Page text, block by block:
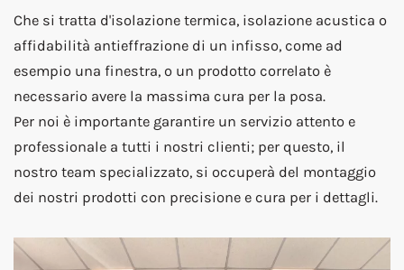
Che si tratta d'isolazione termica, isolazione acustica o
affidabilità antieffrazione di un infisso, come ad
esempio una finestra, o un prodotto correlato è
necessario avere la massima cura per la posa.
Per noi è importante garantire un servizio attento e
professionale a tutti i nostri clienti; per questo, il
nostro team specializzato, si occuperà del montaggio
dei nostri prodotti con precisione e cura per i dettagli.